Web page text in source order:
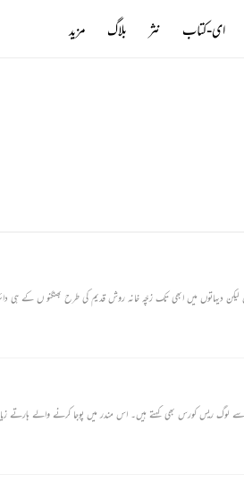
دیہاتوں میں ابھی تک زچّہ خانہ روش قدیم کی طرح بھنگنو ں کے ہی
لوگ ریس کورس بھی کہتے ہیں۔ اس مندر میں پوجا کرنے والے ہارتے
ای-کتاب نثر بلاگ مزید